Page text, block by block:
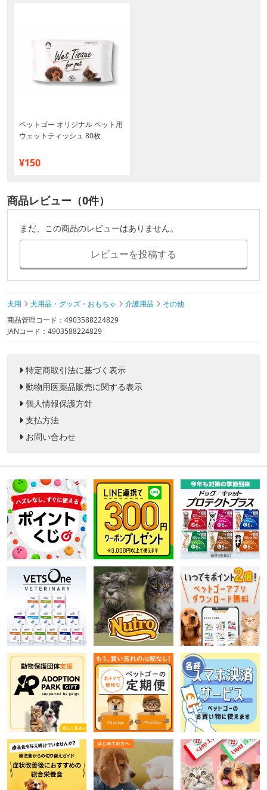
ペットゴー オリジナル ペット用
ウェットティッシュ 80枚
¥150
商品レビュー（0件）
まだ、この商品のレビューはありません。
レビューを投稿する
犬用 犬用品・グッズ・おもちゃ 介護用品
その他
商品管理コード：4903588224829
JANコード：4903588224829
特定商取引法に基づく表示
動物用医薬品販売に関する表示
個人情報保護方針
支払方法
お問い合わせ